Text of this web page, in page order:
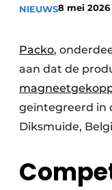
Vacature
Video’s
NIEUWS8 mei 2026
Packo,
aan dat de
geïntegreerd in
Diksmuide,